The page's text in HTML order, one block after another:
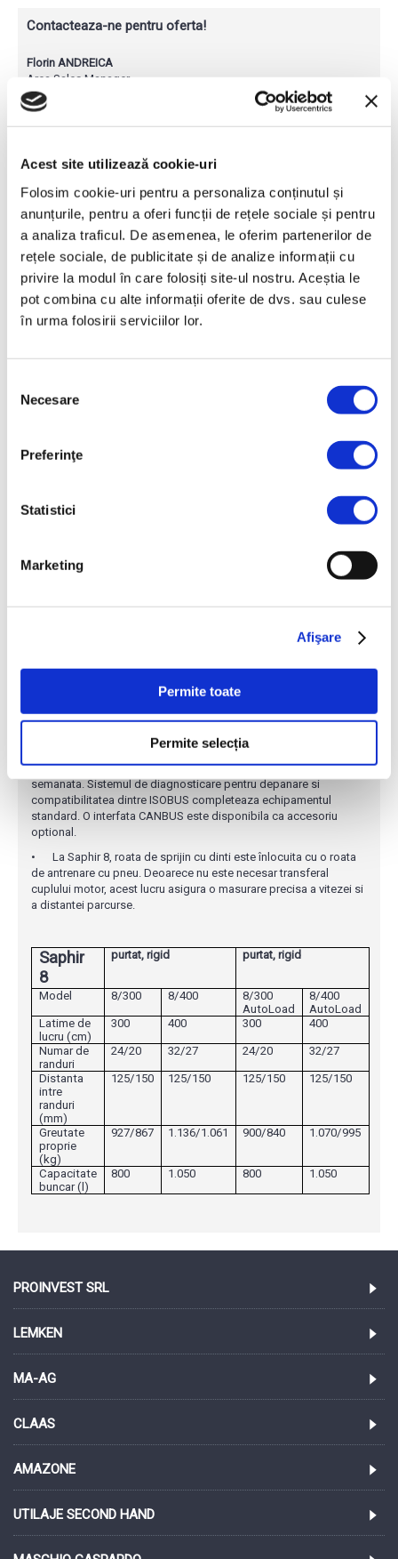
Acest site utilizează cookie-uri
Folosim cookie-uri pentru a personaliza conținutul și
anunțurile, pentru a oferi funcții de rețele sociale și pentru
a analiza traficul. De asemenea, le oferim partenerilor de
rețele sociale, de publicitate și de analize informații cu
privire la modul în care folosiți site-ul nostru. Aceștia le
pot combina cu alte informații oferite de dvs. sau culese
în urma folosirii serviciilor lor.
consimțământului
Necesare
Preferinţe
Statistici
Marketing
Afişare
Permite toate
Permite selecția
Contacteaza-ne pentru oferta!
Florin ANDREICA
Area Sales Manager
Teleorman, Argeș
0745 542 022
florin.andreica@proinvest1.ro
Adrian DANILA
Ilfov, Giurgiu, Prahova, Dâmbovița
0745 073 799
adrian.danila@proinvest1.ro
Vlad ATANASESCU
Area Sales Manager
Dolj, Gorj, Olt, Mehedinți, Vâlcea
0751 291 530
vlad.atanasescu@proinvest1.ro
Vizualizări: 6479
Saphir 7, cu diferenta ca arborele dispozitivului de distributie a
semintelor este actionat electric, comanda debitului de distributie
Arborele dispozitivului de distributie a semintelor, actionat
electric, asigura dozarea precisa a unei game largi de tipuri de
stability printr-o singura procedura de calibrare.
Motorul electric si calculatorul se afla amplasate, în
siguranta, în partea din fata a semanatorii. În urma calibrarii
•
Solitronic comanda rotatia arborelui actionat electric al
dispozitivului de distributie a semintelor. În plus, acesta emite un
semnal de avertizare atunci când nivelul de seminte este scazut,
afiseaza viteza de deplasare si informatiile privind suprafata
semanata. Sistemul de diagnosticare pentru depanare si
compatibilitatea dintre ISOBUS completeaza echipamentul
standard. O interfata CANBUS este disponibila ca accesoriu
optional.
•
La Saphir 8, roata de sprijin cu dinti este înlocuita cu o roata
de antrenare cu pneu. Deoarece nu este necesar transferal
cuplului motor, acest lucru asigura o masurare precisa a vitezei si
a distantei parcurse.
Saphir
8
purtat, rigid purtat, rigid
Model 8/300 8/400
8/300
AutoLoad
8/400
AutoLoad
Latime de
lucru (cm)
300 400 300 400
Numar de
randuri
24/20 32/27 24/20 32/27
Distanta
intre
randuri
(mm)
125/150 125/150 125/150 125/150
Greutate
proprie
(kg)
927/867 1.136/1.061 900/840 1.070/995
Capacitate
buncar (l)
800 1.050 800 1.050
PROINVEST SRL
LEMKEN
MA-AG
CLAAS
AMAZONE
UTILAJE SECOND HAND